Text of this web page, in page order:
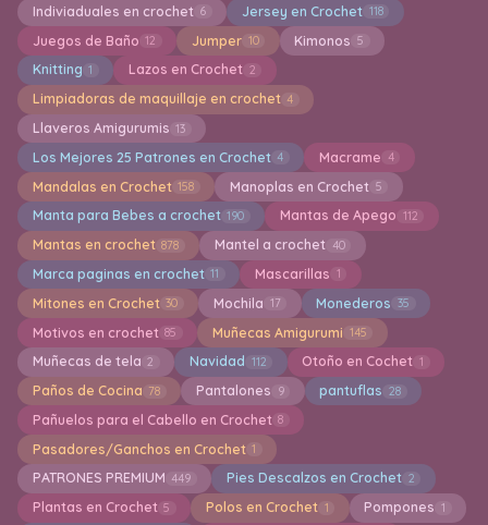
Indiviaduales en crochet 6 Jersey en Crochet 118
Juegos de Baño 12 Jumper 10 Kimonos 5
Knitting 1 Lazos en Crochet 2
Limpiadoras de maquillaje en crochet 4
Llaveros Amigurumis 13
Los Mejores 25 Patrones en Crochet 4 Macrame 4
Mandalas en Crochet 158 Manoplas en Crochet 5
Manta para Bebes a crochet 190 Mantas de Apego 112
Mantas en crochet 878 Mantel a crochet 40
Marca paginas en crochet 11 Mascarillas 1
Mitones en Crochet 30 Mochila 17 Monederos 35
Motivos en crochet 85 Muñecas Amigurumi 145
Muñecas de tela 2 Navidad 112 Otoño en Cochet 1
Paños de Cocina 78 Pantalones 9 pantuflas 28
Pañuelos para el Cabello en Crochet 8
Pasadores/Ganchos en Crochet 1
PATRONES PREMIUM 449 Pies Descalzos en Crochet 2
Plantas en Crochet 5 Polos en Crochet 1 Pompones 1